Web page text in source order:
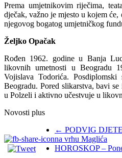
Prema umjetnikovim riječima,
dječak, važno je mjesto u kojem
njegovog bogatog umjetničkog
Željko Opačak
Rođen 1962. godine u Banja
likovnih umetnosti u Beogradu
Vojislava Todorića.
Beogradu. Pored slikarstva, bavi
u Polzeli i aktivno učestvuje u
Novosti plus
← PODVIG
na vrhu Maglića
HOROSKOP –